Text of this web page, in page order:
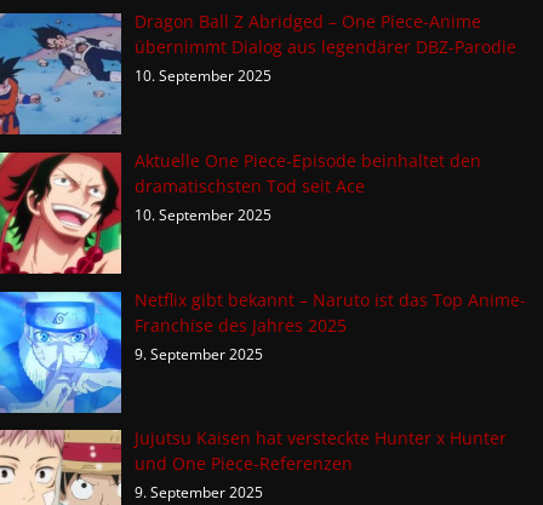
Dragon Ball Z Abridged – One Piece-Anime
übernimmt Dialog aus legendärer DBZ-Parodie
10. September 2025
Aktuelle One Piece-Episode beinhaltet den
dramatischsten Tod seit Ace
10. September 2025
Netflix gibt bekannt – Naruto ist das Top Anime-
Franchise des Jahres 2025
9. September 2025
Jujutsu Kaisen hat versteckte Hunter x Hunter
und One Piece-Referenzen
9. September 2025